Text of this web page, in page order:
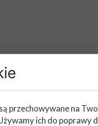
przechowywane na
ich do poprawy